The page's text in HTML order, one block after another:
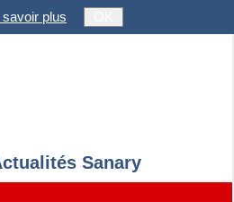
savoir plus
Sanary